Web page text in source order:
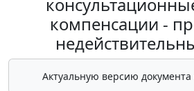
компенсации -
Актуальную версию документа